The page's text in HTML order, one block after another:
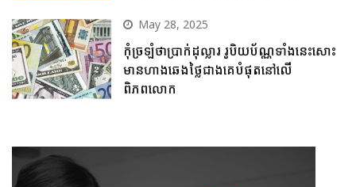
May 28, 2025
កុំច្រឡំថាប្រាក់ដុល្លារ រូបិយប័ណ្ណទាំងនេះសោះ
មានហាងឆេងថ្លៃជាងគេបំផុតនៅលើ
ពិភពលោក